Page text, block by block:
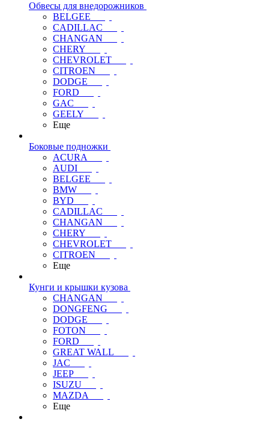
Обвесы для внедорожников
BELGEE
CADILLAC
CHANGAN
CHERY
CHEVROLET
CITROEN
DODGE
FORD
GAC
GEELY
Еще
Боковые подножки
ACURA
AUDI
BELGEE
BMW
BYD
CADILLAC
CHANGAN
CHERY
CHEVROLET
CITROEN
Еще
Кунги и крышки кузова
CHANGAN
DONGFENG
DODGE
FOTON
FORD
GREAT WALL
JAC
JEEP
ISUZU
MAZDA
Еще